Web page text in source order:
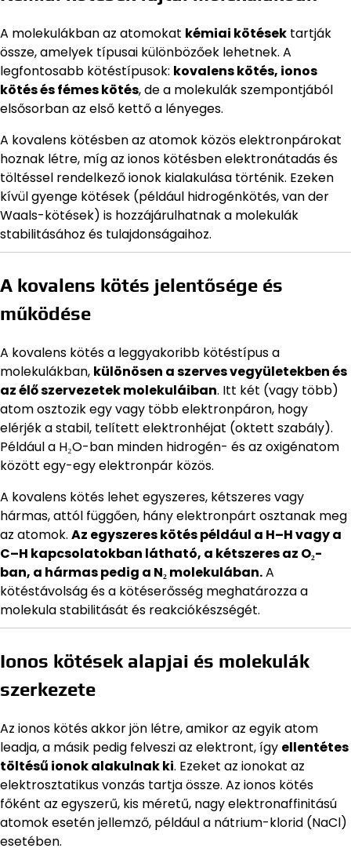
A molekulákban az atomokat kémiai kötések tartják
össze, amelyek típusai különbözőek lehetnek. A
legfontosabb kötéstípusok: kovalens kötés, ionos
kötés és fémes kötés, de a molekulák szempontjából
elsősorban az első kettő a lényeges.
A kovalens kötésben az atomok közös elektronpárokat
hoznak létre, míg az ionos kötésben elektronátadás és
töltéssel rendelkező ionok kialakulása történik. Ezeken
kívül gyenge kötések (például hidrogénkötés, van der
Waals-kötések) is hozzájárulhatnak a molekulák
stabilitásához és tulajdonságaihoz.
A kovalens kötés jelentősége és
működése
A kovalens kötés a leggyakoribb kötéstípus a
molekulákban, különösen a szerves vegyületekben és
az élő szervezetek molekuláiban. Itt két (vagy több)
atom osztozik egy vagy több elektronpáron, hogy
elérjék a stabil, telített elektronhéjat (oktett szabály).
Például a H₂O-ban minden hidrogén- és az oxigénatom
között egy-egy elektronpár közös.
A kovalens kötés lehet egyszeres, kétszeres vagy
hármas, attól függően, hány elektronpárt osztanak meg
az atomok. Az egyszeres kötés például a H–H vagy a
C–H kapcsolatokban látható, a kétszeres az O₂-
ban, a hármas pedig a N₂ molekulában.A
kötéstávolság és a kötéserősség meghatározza a
molekula stabilitását és reakciókészségét.
Ionos kötések alapjai és molekulák
szerkezete
Az ionos kötés akkor jön létre, amikor az egyik atom
leadja, a másik pedig felveszi az elektront, így ellentétes
töltésű ionok alakulnak ki. Ezeket az ionokat az
elektrosztatikus vonzás tartja össze. Az ionos kötés
főként az egyszerű, kis méretű, nagy elektronaffinitású
atomok esetén jellemző, például a nátrium-klorid (NaCl)
esetében.